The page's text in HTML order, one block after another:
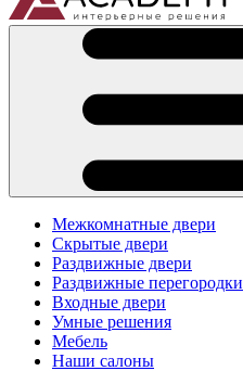
Межкомнатные двери
Скрытые двери
Раздвижные двери
Раздвижные перегородки
Входные двери
Умные решения
Мебель
Наши салоны